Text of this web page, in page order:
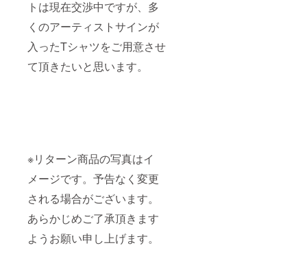
トは現在交渉中ですが、多
くのアーティストサインが
入ったTシャツをご用意させ
て頂きたいと思います。
※リターン商品の写真はイ
メージです。予告なく変更
される場合がございます。
あらかじめご了承頂きます
ようお願い申し上げます。